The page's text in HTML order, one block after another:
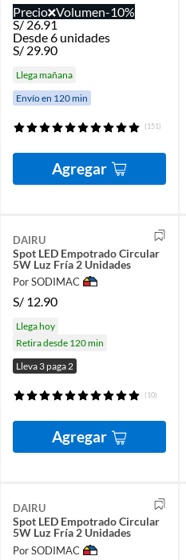
Precio Volumen-10%
S/26.91
Desde 6 unidades
S/ 29.90
Llega mañana
Envío en 120 min
(151)
Agregar
DAIRU
Spot LED Empotrado Circular
5W Luz Fría 2 Unidades
Por SODIMAC
S/ 12.90
Llega hoy
Retira desde 120 min
Lleva 3 paga 2
(10)
Agregar
DAIRU
Spot LED Empotrado Circular
5W Luz Fría 2 Unidades
Por SODIMAC